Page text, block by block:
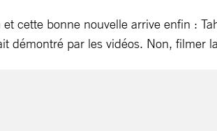
cette bonne nouvelle arrive enfin :
démontré par les vidéos. Non, filmer